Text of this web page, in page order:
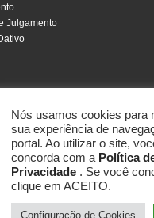
Julgamento
e Notas
Nós usamos cookies para
sua experiência de
portal. Ao utilizar o site,
concorda com a Política
Privacidade . Se você
clique em ACEITO.
Configuração de Cookies